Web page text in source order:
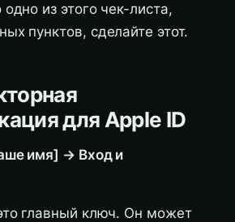
из этого чек-листа,
пунктов, сделайте этот.
для Apple ID
имя] → Вход и
главный ключ. Он может